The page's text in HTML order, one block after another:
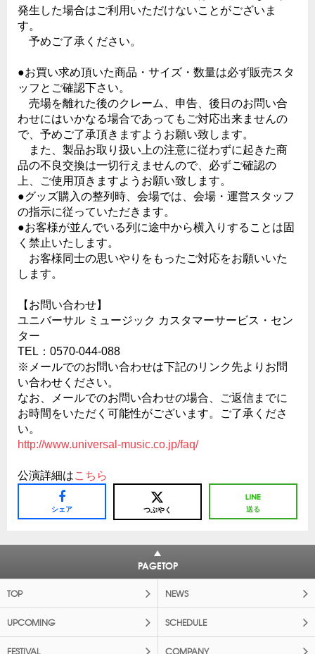
発生した場合はご利用いただけないことがございま
す。
予めご了承ください。
●お買い求め頂いた商品・サイズ・数量は必ず販売スタ
ッフとご確認下さい。
売場を離れた後のクレーム、申告、後日のお問い合
わせにはいかなる場合であってもご対応出来ませんの
で、予めご了承頂きますようお願い致します。
また、製品お取り扱い上の注意に従わずに起きた商
品の不良交換は一切行えませんので、必ずご確認の
上、ご使用頂きますようお願い致します。
●グッズ購入の整列時、会場では、会場・運営スタッフ
の指示に従っていただきます。
●お客様が並んでいる列に途中から横入りすることは固
く禁止いたします。
お客様同士の思いやりをもったご対応をお願いいた
します。
【お問い合わせ】
ユニバーサル ミュージック カスタマーサービス・セン
ター
TEL：0570-044-088
※メールでのお問い合わせは下記のリンク先よりお問
い合わせください。
なお、メールでのお問い合わせの場合、ご返信までに
お時間をいただく可能性がございます。ご了承くださ
い。
http://www.universal-music.co.jp/faq/
公演詳細はこちら
シェア つぶやく 送る
PAGETOP
TOP NEWS
UPCOMING SCHEDULE
FESTIVAL COMPANY